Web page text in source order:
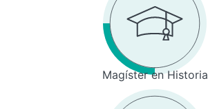
Magíster en Historia